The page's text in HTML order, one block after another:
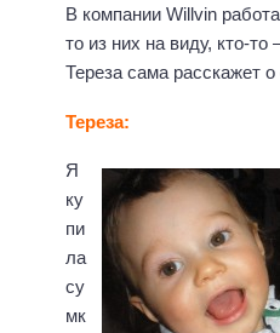
В компании Willvin
то из них на виду, кто-
Тереза сама расскажет о
Тереза:
Я
ку
пи
ла
су
мк